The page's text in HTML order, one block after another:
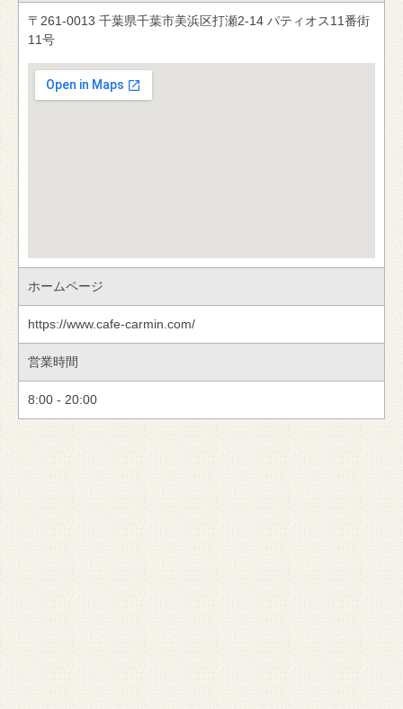
〒261-0013 千葉県千葉市美浜区打瀬2-14 パティオス11番街
11号
ホームページ
https://www.cafe-carmin.com/
営業時間
8:00 - 20:00